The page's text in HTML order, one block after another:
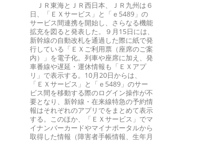
ＪＲ東海とＪＲ西日本、ＪＲ九州は６
日、「ＥＸサービス」と「ｅ5489」の
サービス間連携を開始し、さらなる機能
拡充を図ると発表した。９月15日には、
新幹線の自動改札を通過した際に紙で発
行している「ＥＸご利用票（座席のご案
内）」を電子化。列車や座席に加え、発
車番線や遅延・運休情報も「ＥＸアプ
リ」で表示する。10月20日からは、
「ＥＸサービス」と「ｅ5489」のサー
ビス間を移動する際のログイン操作が不
要となり、新幹線・在来線特急の予約情
報はそれぞれのアプリでをまとめて表示
する。このほか、「ＥＸサービス」でマ
イナンバーカードやマイナポータルから
取得した情報（障害者手帳情報、生年月